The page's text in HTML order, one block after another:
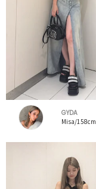
GYDA
Misa/158cm